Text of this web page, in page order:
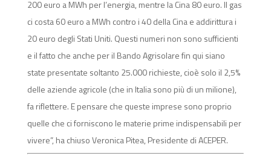
200 euro a MWh per l’energia, mentre la Cina 80 euro. Il gas
ci costa 60 euro a MWh contro i 40 della Cina e addirittura i
20 euro degli Stati Uniti. Questi numeri non sono sufficienti
e il fatto che anche per il Bando Agrisolare fin qui siano
state presentate soltanto 25.000 richieste, cioè solo il 2,5%
delle aziende agricole (che in Italia sono più di un milione),
fa riflettere. E pensare che queste imprese sono proprio
quelle che ci forniscono le materie prime indispensabili per
vivere”, ha chiuso Veronica Pitea, Presidente di ACEPER.